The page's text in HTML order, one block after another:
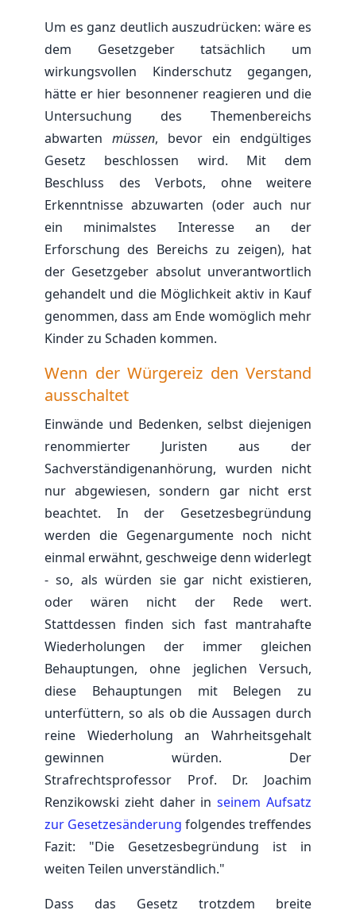
Um es ganz deutlich auszudrücken: wäre es
dem Gesetzgeber tatsächlich um
wirkungsvollen Kinderschutz gegangen,
hätte er hier besonnener reagieren und die
Untersuchung des Themenbereichs
abwarten müssen, bevor ein endgültiges
Gesetz beschlossen wird. Mit dem
Beschluss des Verbots, ohne weitere
Erkenntnisse abzuwarten (oder auch nur
ein minimalstes Interesse an der
Erforschung des Bereichs zu zeigen), hat
der Gesetzgeber absolut unverantwortlich
gehandelt und die Möglichkeit aktiv in Kauf
genommen, dass am Ende womöglich mehr
Kinder zu Schaden kommen.
Wenn der Würgereiz den Verstand
ausschaltet
Einwände und Bedenken, selbst diejenigen
renommierter Juristen aus der
Sachverständigenanhörung, wurden nicht
nur abgewiesen, sondern gar nicht erst
beachtet. In der Gesetzesbegründung
werden die Gegenargumente noch nicht
einmal erwähnt, geschweige denn widerlegt
- so, als würden sie gar nicht existieren,
oder wären nicht der Rede wert.
Stattdessen finden sich fast mantrahafte
Wiederholungen der immer gleichen
Behauptungen, ohne jeglichen Versuch,
diese Behauptungen mit Belegen zu
unterfüttern, so als ob die Aussagen durch
reine Wiederholung an Wahrheitsgehalt
gewinnen würden. Der
Strafrechtsprofessor Prof. Dr. Joachim
Renzikowski zieht daher inseinem Aufsatz
zur Gesetzesänderung folgendes treffendes
Fazit: "Die Gesetzesbegründung ist in
weiten Teilen unverständlich."
Dass das Gesetz trotzdem breite